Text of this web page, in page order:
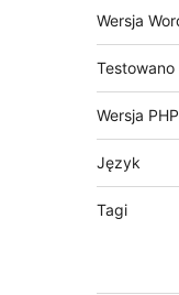
Wersja
Testowano
Wersja PHP
Język
Tagi